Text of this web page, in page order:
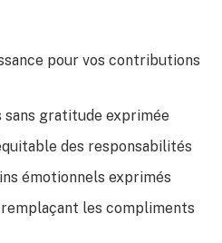
pour vos contributions
gratitude exprimée
des responsabilités
émotionnels exprimés
les compliments